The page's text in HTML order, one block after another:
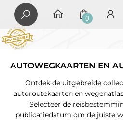
0
AUTOWEGKAARTEN EN
Ontdek de uitgebreide
autoroutekaarten en
Selecteer de
publicatiedatum om de juiste